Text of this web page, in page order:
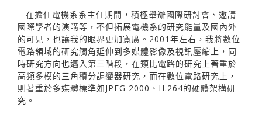
在擔任電機系系主任期間，積極舉辦國際研討會、邀請
國際學者的演講等，不但拓展電機系的研究能量及國內外
的可見，也讓我的眼界更加寬廣。2001年左右，我將數位
電路領域的研究觸角延伸到多媒體影像及視訊壓縮上，同
時研究方向也邁入第三階段，在類比電路的研究上著重於
高頻多模的三角積分調變器研究，而在數位電路研究上，
則著重於多媒體標準如JPEG 2000、H.264的硬體架構研
究。